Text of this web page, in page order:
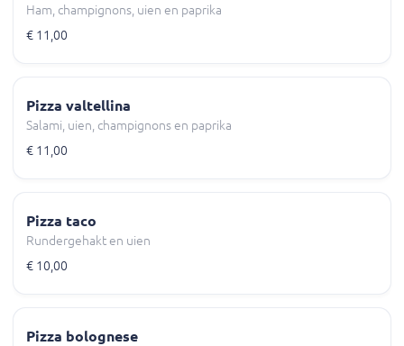
Ham, champignons, uien en paprika
€ 11,00
Pizza valtellina
Salami, uien, champignons en paprika
€ 11,00
Pizza taco
Rundergehakt en uien
€ 10,00
Pizza bolognese